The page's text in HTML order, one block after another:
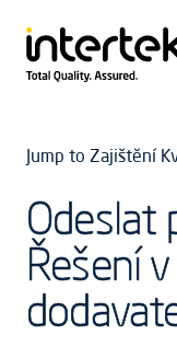
Jump to Zajištění
Odeslat
Řešení